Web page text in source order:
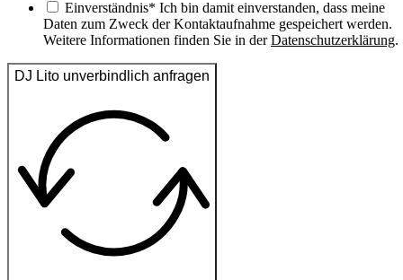
Einverständnis* Ich bin damit einverstanden, dass meine
Daten zum Zweck der Kontaktaufnahme gespeichert werden.
Weitere Informationen finden Sie in derDatenschutzerklärung.
DJ Lito unverbindlich anfragen